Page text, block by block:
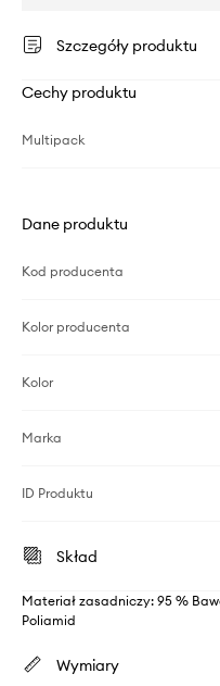
Szczegóły produktu
Cechy produktu
Multipack
Dane produktu
Kod producenta
Kolor producenta
Kolor
Marka
ID Produktu
Skład
Materiał zasadniczy: 95 %
Poliamid
Wymiary